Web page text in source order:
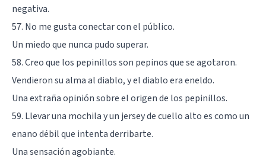
negativa.
57. No me gusta conectar con el público.
Un miedo que nunca pudo superar.
58. Creo que los pepinillos son pepinos que se agotaron.
Vendieron su alma al diablo, y el diablo era eneldo.
Una extraña opinión sobre el origen de los pepinillos.
59. Llevar una mochila y un jersey de cuello alto es como un
enano débil que intenta derribarte.
Una sensación agobiante.